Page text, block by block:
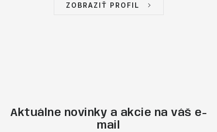
ZOBRAZIŤ PROFIL
Aktuálne novinky a akcie na váš e-
mail